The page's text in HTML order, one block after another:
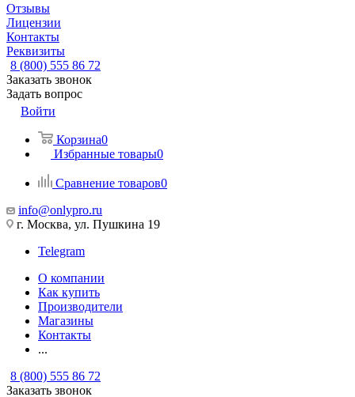
Отзывы
Лицензии
Контакты
Реквизиты
8 (800) 555 86 72
Заказать звонок
Задать вопрос
Войти
Корзина0
Избранные товары0
Сравнение товаров0
info@onlypro.ru
г. Москва, ул. Пушкина 19
Telegram
О компании
Как купить
Производители
Магазины
Контакты
...
8 (800) 555 86 72
Заказать звонок